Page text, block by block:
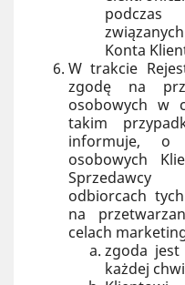
Konta
W trakcie
zgodę na
osobowych w
takim
informuje, o
osobowych
odbiorcach
na
celach
zgoda
każdej